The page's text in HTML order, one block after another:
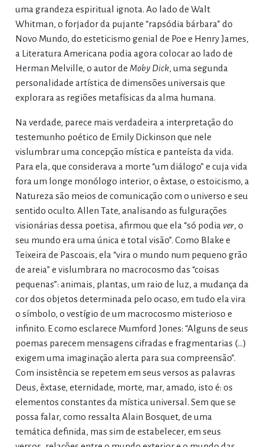
uma grandeza espiritual ignota. Ao lado de Walt
Whitman, o forjador da pujante “rapsódia bárbara” do
Novo Mundo, do esteticismo genial de Poe e Henry James,
a Literatura Americana podia agora colocar ao lado de
Herman Melville, o autor de Moby Dick, uma segunda
personalidade artística de dimensões universais que
explorara as regiões metafísicas da alma humana.
Na verdade, parece mais verdadeira a interpretação do
testemunho poético de Emily Dickinson que nele
vislumbrar uma concepção mística e panteísta da vida.
Para ela, que considerava a morte “um diálogo” e cuja vida
fora um longe monólogo interior, o êxtase, o estoicismo, a
Natureza são meios de comunicação com o universo e seu
sentido oculto. Allen Tate, analisando as fulgurações
visionárias dessa poetisa, afirmou que ela “só podia ver, o
seu mundo era uma única e total visão”. Como Blake e
Teixeira de Pascoais, ela “vira o mundo num pequeno grão
de areia” e vislumbrara no macrocosmo das “coisas
pequenas”: animais, plantas, um raio de luz, a mudança da
cor dos objetos determinada pelo ocaso, em tudo ela vira
o símbolo, o vestígio de um macrocosmo misterioso e
infinito. E como esclarece Mumford Jones: “Alguns de seus
poemas parecem mensagens cifradas e fragmentarias (...)
exigem uma imaginação alerta para sua compreensão”.
Com insistência se repetem em seus versos as palavras
Deus, êxtase, eternidade, morte, mar, amado, isto é: os
elementos constantes da mística universal. Sem que se
possa falar, como ressalta Alain Bosquet, de uma
temática definida, mas sim de estabelecer, em seus